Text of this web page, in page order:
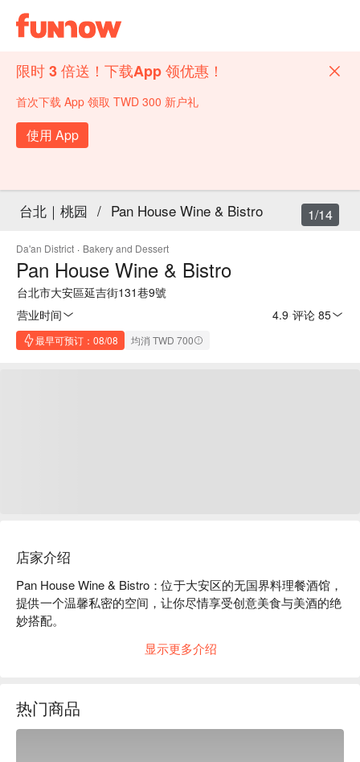
限时 3 倍送！下载App 领优惠！
首次下载 App 领取 TWD 300 新户礼
使用 App
台北｜桃园 / Pan House Wine & Bistro
Da'an District · Bakery and Dessert
Pan House Wine & Bistro
台北市大安區延吉街131巷9號
营业时间
4.9 评论 85
最早可预订：08/08 均消 TWD 700
1/14
店家介绍
Pan House Wine & Bistro：位于大安区的无国界料理餐酒馆，
提供一个温馨私密的空间，让你尽情享受创意美食与美酒的绝
妙搭配。
走进 Pan House，这里摩登又私密，氛围轻松自在，超适合聊
食博主们的口袋名单，更荣获「Eatpire 精选店家」认证！
显示更多介绍
热门商品